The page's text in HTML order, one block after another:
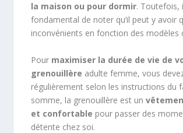
la maison ou pour dormir. Toutefois,
fondamental de noter qu’il peut y avoir
inconvénients en fonction des modèles
Pour maximiser la durée de vie de
grenouillère adulte femme, vous
régulièrement selon les instructions du
somme, la grenouillère est un
et confortable pour passer des
détente chez soi.